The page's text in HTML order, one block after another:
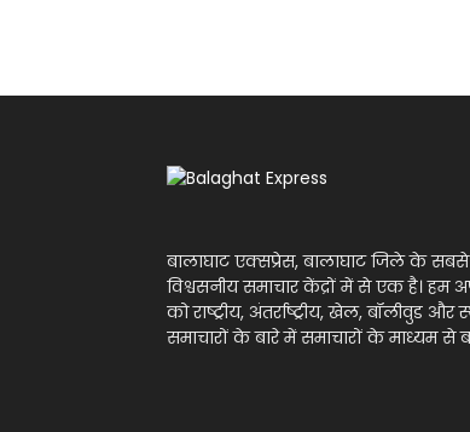
बालाघाट एक्सप्रेस, बालाघाट जिले के
विश्वसनीय समाचार केंद्रों में से एक है। हम
को राष्ट्रीय, अंतर्राष्ट्रीय, खेल, बॉलीवुड और
समाचारों के बारे में समाचारों के माध्यम से